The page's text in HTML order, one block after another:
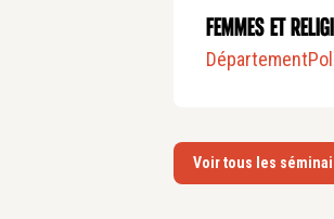
Femmes et
Département
Voir tous les